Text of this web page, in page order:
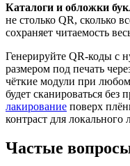
Каталоги и обложки
не столько QR, сколько
сохраняет читаемость
Генерируйте QR-коды с
размером под печать
чёткие модули при
будет сканироваться без
лакирование поверх
контраст для локального
Частые